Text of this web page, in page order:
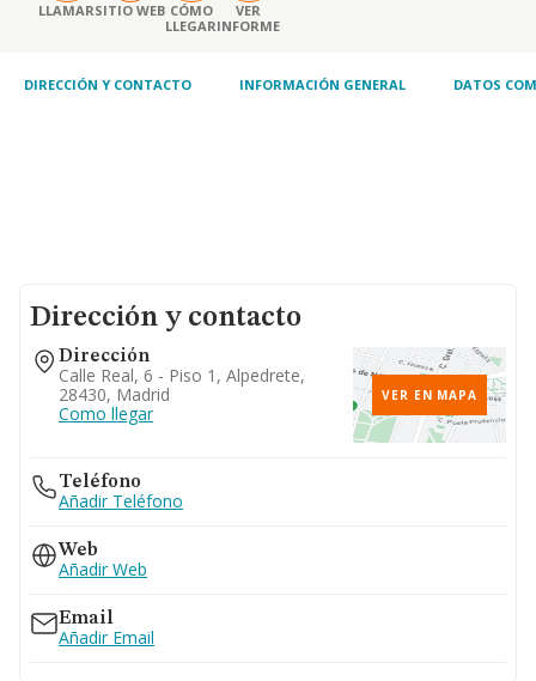
LLAMARSITIO WEB CÓMO
LLEGAR
VER
INFORME
DIRECCIÓN Y CONTACTO INFORMACIÓN GENERAL DATOS
Dirección y contacto
Dirección
Calle Real, 6 - Piso 1, Alpedrete,
28430, Madrid
Como llegar
VER EN MAPA
Teléfono
Añadir Teléfono
Web
Añadir Web
Email
Añadir Email